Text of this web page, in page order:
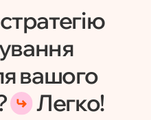
вашого
Легко!